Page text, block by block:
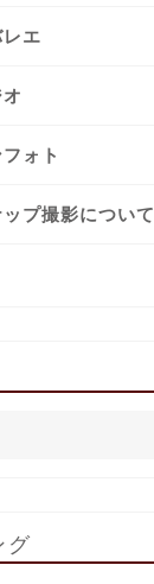
エ
ォト
プ撮影について
グ